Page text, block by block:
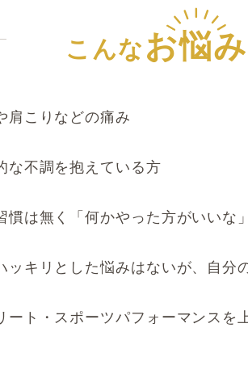
こんな お悩み
肩こりなどの痛み
な不調を抱えている方
慣は無く「何かやった方がいいな
ッキリとした悩みはないが、自分
ート・スポーツパフォーマンスを